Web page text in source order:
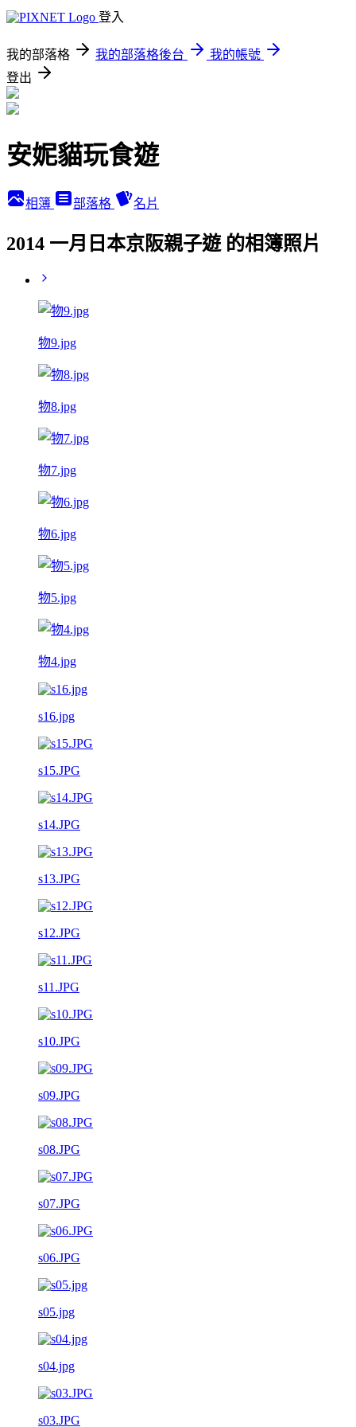
登入
我的部落格 我的部落格後台
我的帳號
登出
安妮貓玩食遊
相簿 部落格 名片
2014 一月日本京阪親子遊 的相簿照片
物9.jpg
物8.jpg
物7.jpg
物6.jpg
物5.jpg
物4.jpg
s16.jpg
s15.JPG
s14.JPG
s13.JPG
s12.JPG
s11.JPG
s10.JPG
s09.JPG
s08.JPG
s07.JPG
s06.JPG
s05.jpg
s04.jpg
s03.JPG